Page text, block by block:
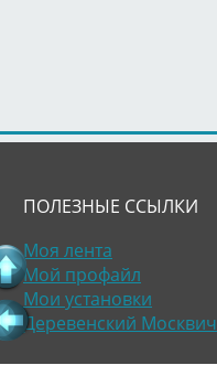
ПОЛЕЗНЫЕ ССЫЛКИ
Моя лента
Мой профайл
Мои установки
Деревенский Москвич